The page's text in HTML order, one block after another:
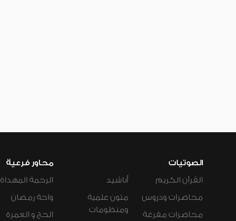
الصوتيات
القرآن الكريم
محاضرات ودروس
محاضرات مفرغة
أناشيد
متون علمية
ومنظومات
محاور فرعية
الرحمة المهداة
واحة رمضان
الحج و العمرة